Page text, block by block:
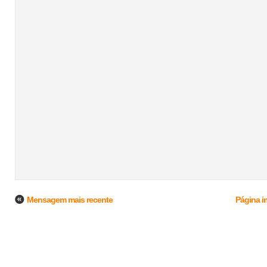
Mensagem mais recente Página